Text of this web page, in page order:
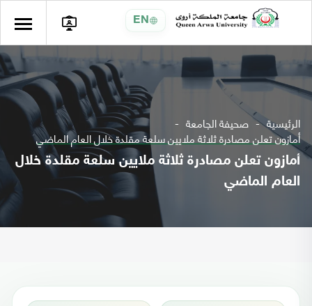
EN
الرئيسية صحيفة الجامعة
أمازون تعلن مصادرة ثلاثة ملايين سلعة مقلدة خلال العام الماضي
أمازون تعلن مصادرة ثلاثة ملايين سلعة مقلدة خلال
العام الماضي